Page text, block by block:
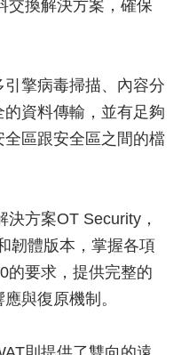
交換解決方案，確保
擎病毒掃描、內容分
資料傳輸，並有足夠
區跟安全區之間的檔
方案OT Security，
韌體版本，掌握各項
的要求，提供完整的
與復原機制。